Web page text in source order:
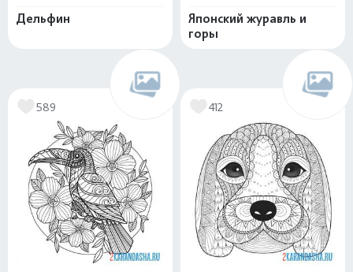
Дельфин
Японский журавль и
горы
589 412